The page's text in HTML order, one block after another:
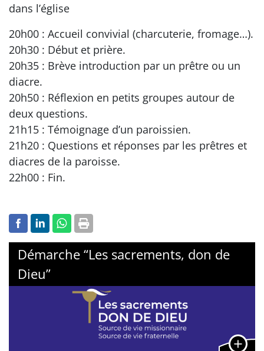
dans l’église
20h00 : Accueil convivial (charcuterie, fromage…).
20h30 : Début et prière.
20h35 : Brève introduction par un prêtre ou un
diacre.
20h50 : Réflexion en petits groupes autour de
deux questions.
21h15 : Témoignage d’un paroissien.
21h20 : Questions et réponses par les prêtres et
diacres de la paroisse.
22h00 : Fin.
Démarche “Les sacrements, don de
Dieu”